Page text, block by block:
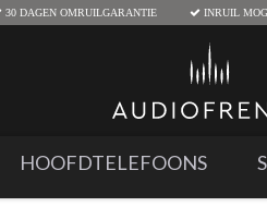
30 DAGEN OMRUILGARANTIE INRUIL
HOOFDTELEFOONS